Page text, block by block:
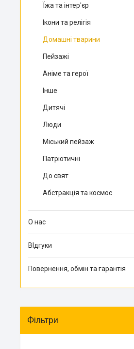
Їжа та інтер'єр
Ікони та релігія
Домашні тварини
Пейзажі
Аніме та герої
Інше
Дитячі
Люди
Міський пейзаж
Патріотичні
До свят
Абстракція та космос
О нас
ВІдгуки
Повернення, обмін та гарантія
Фільтри